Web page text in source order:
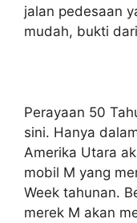
jalan pedesaan
mudah, bukti
Perayaan 50
sini. Hanya
Amerika Utara
mobil M yang
Week tahunan.
merek M akan